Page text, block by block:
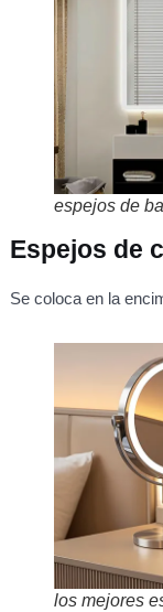
espejos de
Espejos de
Se coloca en la
los mejores